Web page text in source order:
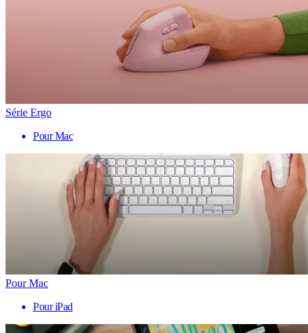
Série Ergo
Pour Mac
Pour Mac
Pour iPad